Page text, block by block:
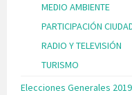
MEDIO AMBIENTE
PARTICIPACIÓN
RADIO Y TELEVISIÓN
TURISMO
Elecciones Generales 2019